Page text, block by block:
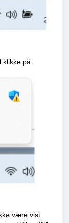
på.
være vist